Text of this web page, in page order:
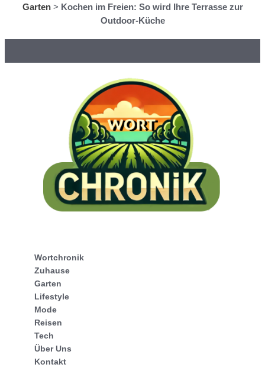
Garten> Kochen im Freien: So wird Ihre Terrasse zur
Outdoor-Küche
Wortchronik
Zuhause
Garten
Lifestyle
Mode
Reisen
Tech
Über Uns
Kontakt